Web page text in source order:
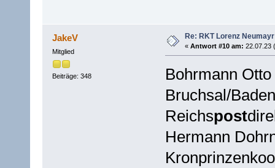
JakeV
Mitglied
Beiträge: 348
Re: RKT Lorenz Neumayr
« Antwort #10 am: 22.07.23
Bohrmann
Bruchsal/
Reichspost
Hermann